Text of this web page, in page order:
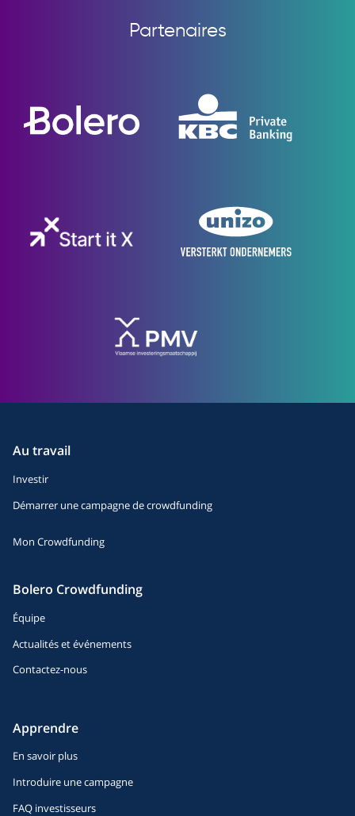
Partenaires
Au travail
Investir
Démarrer une campagne de crowdfunding
Mon Crowdfunding
Bolero Crowdfunding
Équipe
Actualités et événements
Contactez-nous
Apprendre
En savoir plus
Introduire une campagne
FAQ investisseurs